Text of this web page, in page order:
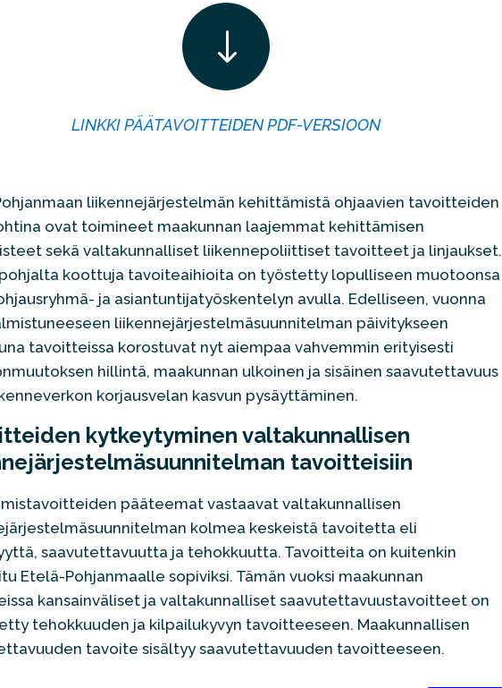
"
LINKKI PÄÄTAVOITTEIDEN PDF-VERSIOON
liikennejärjestelmän kehittämistä ohjaavien tavoitteiden
ovat toimineet maakunnan laajemmat kehittämisen
sekä valtakunnalliset liikennepoliittiset tavoitteet ja linjaukset.
koottuja tavoiteaihioita on työstetty lopulliseen muotoonsa
ja asiantuntijatyöskentelyn avulla. Edelliseen, vuonna
liikennejärjestelmäsuunnitelman päivitykseen
tavoitteissa korostuvat nyt aiempaa vahvemmin erityisesti
hillintä, maakunnan ulkoinen ja sisäinen saavutettavuus
korjausvelan kasvun pysäyttäminen.
kytkeytyminen valtakunnallisen
tavoitteisiin
pääteemat vastaavat valtakunnallisen
kolmea keskeistä tavoitetta eli
saavutettavuutta ja tehokkuutta. Tavoitteita on kuitenkin
Etelä-Pohjanmaalle sopiviksi. Tämän vuoksi maakunnan
kansainväliset ja valtakunnalliset saavutettavuustavoitteet on
tehokkuuden ja kilpailukyvyn tavoitteeseen. Maakunnallisen
tavoite sisältyy saavutettavuuden tavoitteeseen.